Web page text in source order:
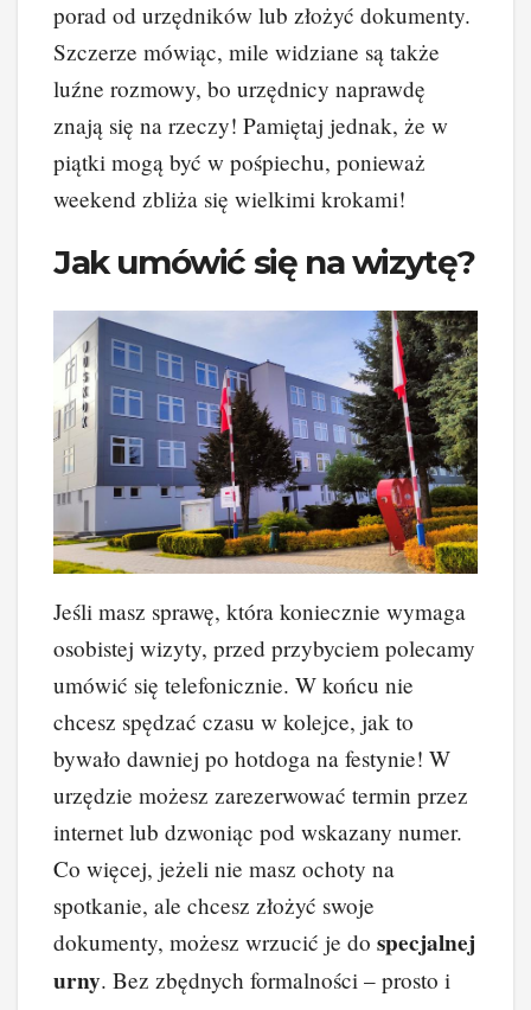
porad od urzędników lub złożyć dokumenty.
Szczerze mówiąc, mile widziane są także
luźne rozmowy, bo urzędnicy naprawdę
znają się na rzeczy! Pamiętaj jednak, że w
piątki mogą być w pośpiechu, ponieważ
weekend zbliża się wielkimi krokami!
Jak umówić się na wizytę?
Jeśli masz sprawę, która koniecznie wymaga
osobistej wizyty, przed przybyciem polecamy
umówić się telefonicznie. W końcu nie
chcesz spędzać czasu w kolejce, jak to
bywało dawniej po hotdoga na festynie! W
urzędzie możesz zarezerwować termin przez
internet lub dzwoniąc pod wskazany numer.
Co więcej, jeżeli nie masz ochoty na
spotkanie, ale chcesz złożyć swoje
dokumenty, możesz wrzucić je do specjalnej
urny. Bez zbędnych formalności – prosto i